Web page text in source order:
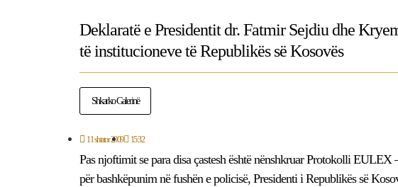
Deklaratë e Presidentit dr. Fatmir Sejdiu dhe
të institucioneve të Republikës së Kosovës
Shkarko Galerinë
11 shtator 2009 15:32
Pas njoftimit se para disa çastesh është nënshkruar Protokolli
për bashkëpunim në fushën e policisë, Presidenti i Republikës së